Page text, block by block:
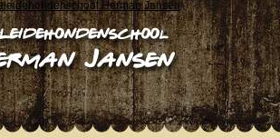
Herman Jansen